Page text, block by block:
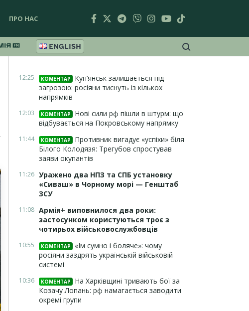
ПРО НАС
ENGLISH
12:25 КОМЕНТАР
Куп’янськ залишається під
загрозою: росіяни тиснуть із кількох
напрямків
12:03 КОМЕНТАР
Нові сили рф пішли в штурм: що
відбувається на Покровському напрямку
11:44 КОМЕНТАР
Противник вигадує «успіхи» біля
Білого Колодязя: Трегубов спростував
заяви окупантів
11:26 Уражено два НПЗ та СПБ установку
«Сиваш» в Чорному морі — Генштаб
ЗСУ
11:08 Армія+ виповнилося два роки:
застосунком користуються троє з
чотирьох військовослужбовців
10:55 КОМЕНТАР
«Їм сумно і боляче»: чому
росіяни заздрять українській військовій
системі
10:36 КОМЕНТАР
На Харківщині тривають бої за
Козачу Лопань: рф намагається заводити
окремі групи